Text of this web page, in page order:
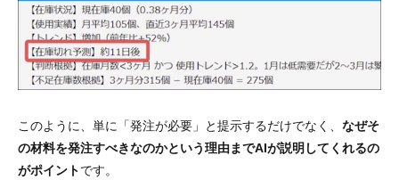
このように、単に「発注が必要」と提示するだけでなく、 なぜそ
の材料を発注すべきなのかという理由までAIが説明してくれるの
がポイントです。